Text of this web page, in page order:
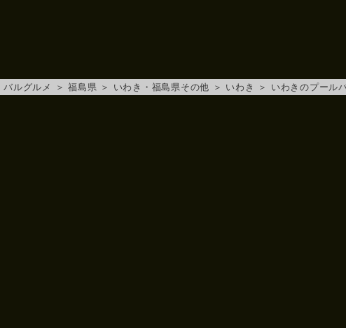
バルグルメ ＞ 福島県 ＞ いわき・福島県その他 ＞ いわき ＞ いわきのプール